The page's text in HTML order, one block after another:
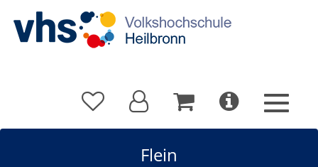
Flein